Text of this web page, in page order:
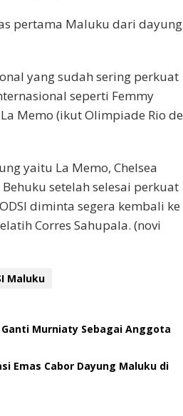
pertama Maluku dari dayung
yang sudah sering perkuat
seperti Femmy
Memo (ikut Olimpiade Rio de
yaitu La Memo, Chelsea
setelah selesai perkuat
diminta segera kembali ke
Corres Sahupala. (novi
Maluku
Murniaty Sebagai Anggota
Emas Cabor Dayung Maluku di